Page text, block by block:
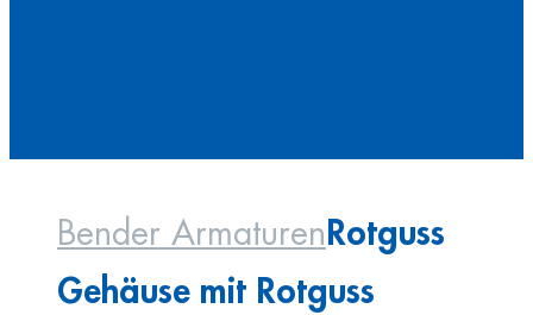
Bender ArmaturenRotguss
Gehäuse mit Rotguss